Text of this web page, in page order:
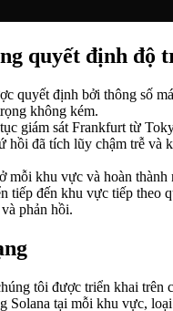
quyết định độ
quyết định bởi thông số
không kém.
giám sát Frankfurt từ
hồi đã tích lũy chậm trễ và
mỗi khu vực và hoàn
tiếp đến khu vực tiếp theo
phản hồi.
tôi được triển khai trên
Solana tại mỗi khu vực,